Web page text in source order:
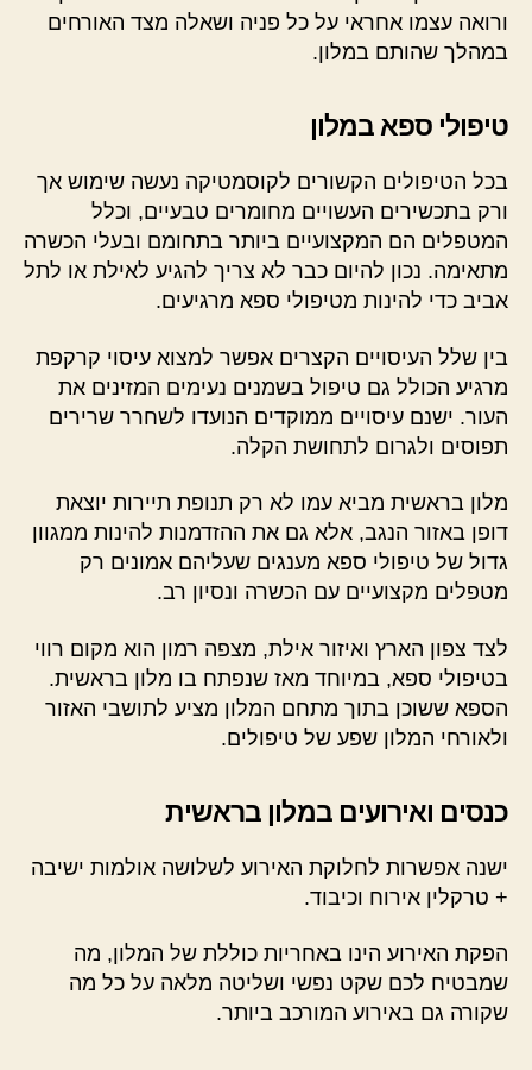
ורואה עצמו אחראי על כל פניה ושאלה מצד האורחים
במהלך שהותם במלון.
טיפולי ספא במלון
בכל הטיפולים הקשורים לקוסמטיקה נעשה שימוש אך
ורק בתכשירים העשויים מחומרים טבעיים, וכלל
המטפלים הם המקצועיים ביותר בתחומם ובעלי הכשרה
מתאימה. נכון להיום כבר לא צריך להגיע לאילת או לתל
אביב כדי להינות מטיפולי ספא מרגיעים.
בין שלל העיסויים הקצרים אפשר למצוא עיסוי קרקפת
מרגיע הכולל גם טיפול בשמנים נעימים המזינים את
העור. ישנם עיסויים ממוקדים הנועדו לשחרר שרירים
תפוסים ולגרום לתחושת הקלה.
מלון בראשית מביא עמו לא רק תנופת תיירות יוצאת
דופן באזור הנגב, אלא גם את ההזדמנות להינות ממגוון
גדול של טיפולי ספא מענגים שעליהם אמונים רק
מטפלים מקצועיים עם הכשרה ונסיון רב.
לצד צפון הארץ ואיזור אילת, מצפה רמון הוא מקום רווי
בטיפולי ספא, במיוחד מאז שנפתח בו מלון בראשית.
הספא ששוכן בתוך מתחם המלון מציע לתושבי האזור
ולאורחי המלון שפע של טיפולים.
כנסים ואירועים במלון בראשית
ישנה אפשרות לחלוקת האירוע לשלושה אולמות ישיבה
+ טרקלין אירוח וכיבוד.
הפקת האירוע הינו באחריות כוללת של המלון, מה
שמבטיח לכם שקט נפשי ושליטה מלאה על כל מה
שקורה גם באירוע המורכב ביותר.